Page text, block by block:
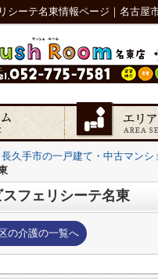
シーテ名東情報ページ｜名古屋
久手市の一戸建て・中古マン
フェリシーテ名東
の介護の一覧へ